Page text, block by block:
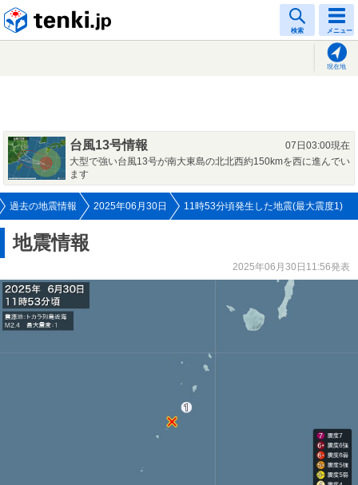
検索 メニュー
現在地
台風13号情報
07日03:00現在
大型で強い台風13号が南大東島の北北西約150kmを西に進んでい
ます
過去の地震情報 2025年06月30日 11時53分頃発生した地震(最大震度1)
地震情報
2025年06月30日11:56発表